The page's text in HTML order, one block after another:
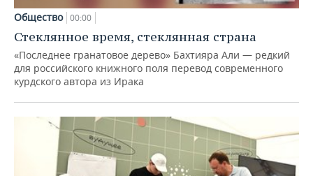
Общество 00:00
Стеклянное время, стеклянная страна
«Последнее гранатовое дерево» Бахтияра Али — редкий
для российского книжного поля перевод современного
курдского автора из Ирака